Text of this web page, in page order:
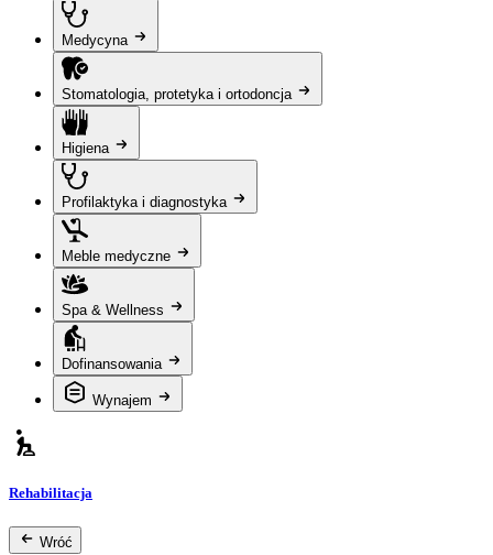
Medycyna
Stomatologia, protetyka i ortodoncja
Higiena
Profilaktyka i diagnostyka
Meble medyczne
Spa & Wellness
Dofinansowania
Wynajem
Rehabilitacja
Wróć